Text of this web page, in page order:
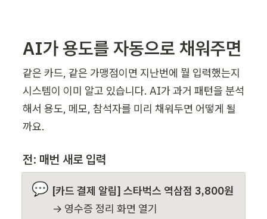
AI가 용도를 자동으로 채워주면
같은 카드, 같은 가맹점이면 지난번에 뭘 입력했는지
시스템이 이미 알고 있습니다. AI가 과거 패턴을 분석
해서 용도, 메모, 참석자를 미리 채워두면 어떻게 될
까요.
전: 매번 새로 입력
💬 [카드 결제 알림] 스타벅스 역삼점 3,800원
→ 영수증 정리 화면 열기